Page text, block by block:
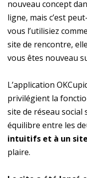
nouveau concept
ligne, mais c’est
vous l’utilisiez
site de rencontre,
vous êtes nouveau
L’application
privilégient la
site de réseau social
équilibre entre les
intuitifs et à un
plaire.